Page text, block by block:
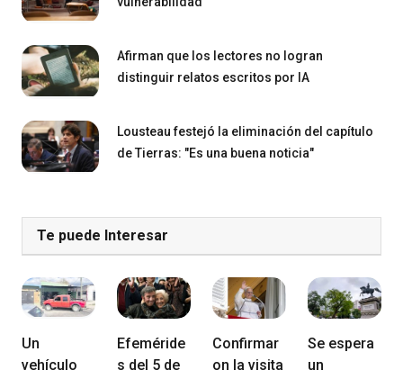
Afirman que los lectores no logran
distinguir relatos escritos por IA
Lousteau festejó la eliminación del capítulo
de Tierras: "Es una buena noticia"
Te puede Interesar
Un
vehículo
Efeméride
s del 5 de
Confirmar
on la visita
Se espera
un